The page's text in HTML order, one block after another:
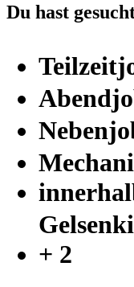
Du hast
+ 2